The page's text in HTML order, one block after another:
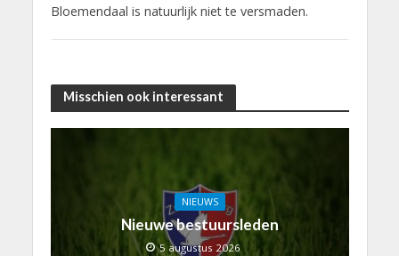
Bloemendaal is natuurlijk niet te versmaden.
Misschien ook interessant
NIEUWS
Nieuwe bestuursleden
5 augustus 2026